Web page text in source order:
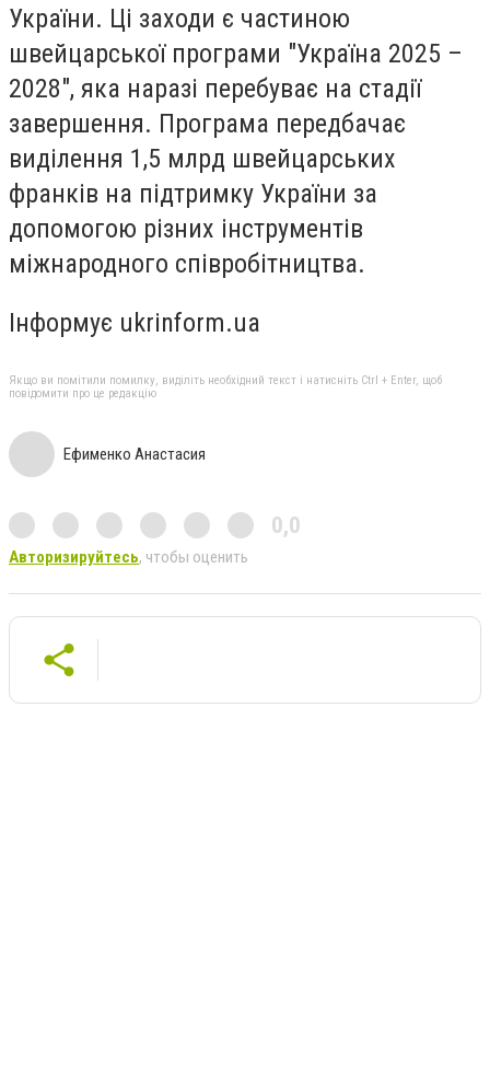
України. Ці заходи є частиною
швейцарської програми "Україна 2025 –
2028", яка наразі перебуває на стадії
завершення. Програма передбачає
виділення 1,5 млрд швейцарських
франків на підтримку України за
допомогою різних інструментів
міжнародного співробітництва.
Інформує ukrinform.ua
Якщо ви помітили помилку, виділіть необхідний текст і натисніть Ctrl + Enter, щоб
повідомити про це редакцію
Ефименко Анастасия
0,0
Авторизируйтесь, чтобы оценить